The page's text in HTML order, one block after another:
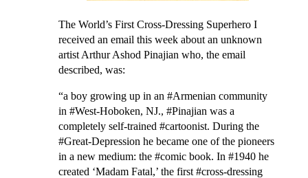
The World’s First Cross-Dressing SuperheroI
received an email this week about an unknown
artist Arthur Ashod Pinajian who, the email
described, was:
“a boy growing up in an #Armenian community
in #West-Hoboken, NJ., #Pinajian was a
completely self-trained #cartoonist. During the
#Great-Depression he became one of the pioneers
in a new medium: the #comic book. In #1940 he
created ‘Madam Fatal,’ the first #cross-dressing